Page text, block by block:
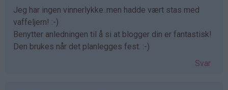
Jeg har ingen vinnerlykke..men hadde vært stas med
vaffeljern! :-)
Benytter anledningen til å si at blogger din er fantastisk!
Den brukes når det planlegges fest. :-)
Svar